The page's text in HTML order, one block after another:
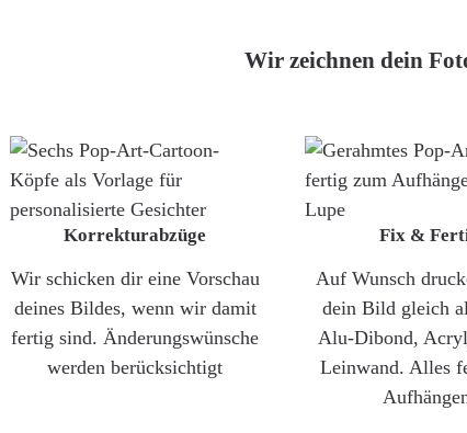
Wir zeichnen dein
Korrekturabzüge
Wir schicken dir eine Vorschau
deines Bildes, wenn wir damit
fertig sind. Änderungswünsche
werden berücksichtigt
Fix &
Auf Wunsch
dein Bild gleich
Alu-Dibond,
Leinwand. Alles